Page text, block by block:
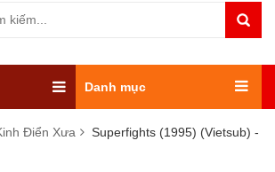
Danh mục
Điển Xưa
Superfights (1995) (Vietsub) -